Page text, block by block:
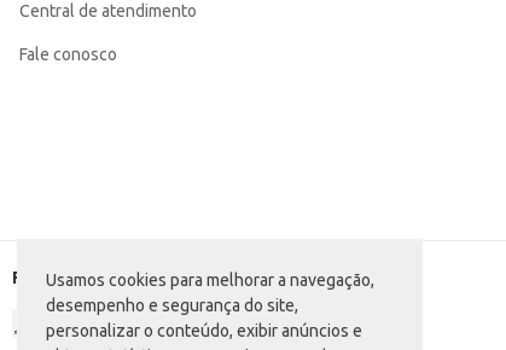
Usamos cookies para melhorar a navegação,
desempenho e segurança do site,
personalizar o conteúdo, exibir anúncios e
Central de atendimento
Fale conosco
Formas de pagamento